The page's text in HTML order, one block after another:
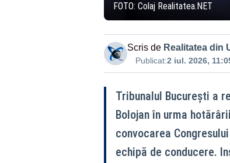
FOTO: Colaj Realitatea.NET
Scris de Realitatea din
Publicat:2 iul. 2026,
Tribunalul București a
Bolojan în urma
convocarea
echipă de conducere.